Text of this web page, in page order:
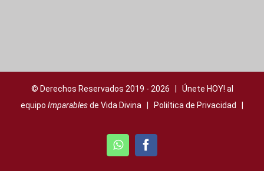
© Derechos Reservados 2019 - 2026 | Únete HOY! al
equipo Imparablesde Vida Divina | Poliítica de Privacidad |
WhatsAppFacebook